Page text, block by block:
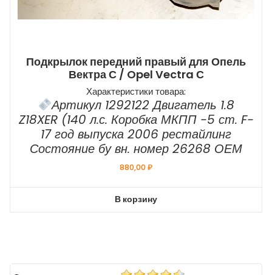
Подкрылок передний правый для Опель
Вектра С / Opel Vectra С
Характеристики товара:
Артикул 1292122 Двигатель 1.8
Z18XER (140 л.с. Коробка МКПП -5 ст. F-
17 год выпуска 2006 рестайлинг
Состояние бу вн. номер 26268 ОЕМ
880,00₽
В корзину